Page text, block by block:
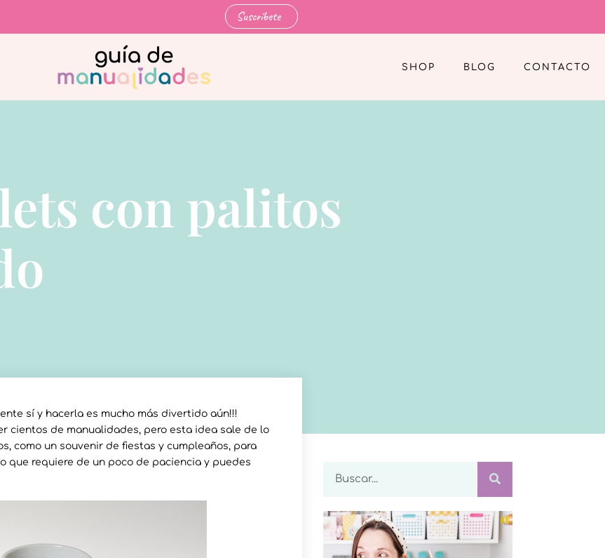
Suscríbete
SHOP BLOG CONTACTO
con palitos
sí y hacerla es mucho más divertido aún!!!
cientos de manualidades, pero esta idea sale de lo
como un souvenir de fiestas y cumpleaños, para
que requiere de un poco de paciencia y puedes